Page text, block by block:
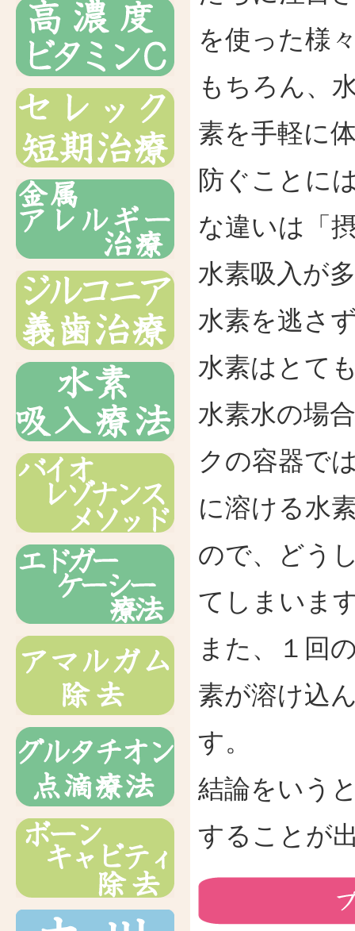
を使った様
もちろん、
素を手軽に
防ぐことに
な違いは「
水素吸入が
水素を逃さ
水素はとて
水素水の場
クの容器で
に溶ける水
ので、どう
てしまいま
また、１回
素が溶け込
す。
結論をいう
することが